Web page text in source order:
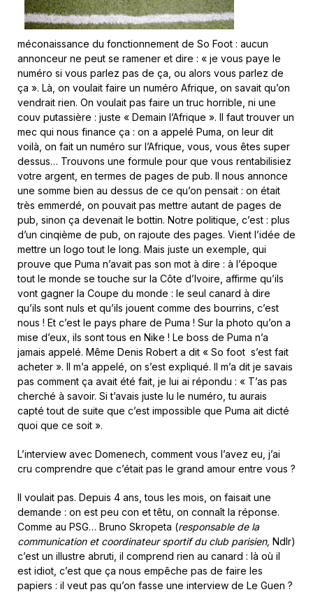
méconaissance du fonctionnement de So Foot : aucun
annonceur ne peut se ramener et dire : « je vous paye le
numéro si vous parlez pas de ça, ou alors vous parlez de
ça ». Là, on voulait faire un numéro Afrique, on savait qu’on
vendrait rien. On voulait pas faire un truc horrible, ni une
couv putassière : juste « Demain l’Afrique ». Il faut trouver un
mec qui nous finance ça : on a appelé Puma, on leur dit
voilà, on fait un numéro sur l’Afrique, vous, vous êtes super
dessus… Trouvons une formule pour que vous rentabilisiez
votre argent, en termes de pages de pub. Il nous annonce
une somme bien au dessus de ce qu’on pensait : on était
très emmerdé, on pouvait pas mettre autant de pages de
pub, sinon ça devenait le bottin. Notre politique, c’est : plus
d’un cinqième de pub, on rajoute des pages. Vient l’idée de
mettre un logo tout le long. Mais juste un exemple, qui
prouve que Puma n’avait pas son mot à dire : à l’époque
tout le monde se touche sur la Côte d’Ivoire, affirme qu’ils
vont gagner la Coupe du monde : le seul canard à dire
qu’ils sont nuls et qu’ils jouent comme des bourrins, c’est
nous ! Et c’est le pays phare de Puma ! Sur la photo qu’on a
mise d’eux, ils sont tous en Nike ! Le boss de Puma n’a
jamais appelé. Même Denis Robert a dit « So foot s’est fait
acheter ». Il m’a appelé, on s’est expliqué. Il m’a dit je savais
pas comment ça avait été fait, je lui ai répondu : « T’as pas
cherché à savoir. Si t’avais juste lu le numéro, tu aurais
capté tout de suite que c’est impossible que Puma ait dicté
quoi que ce soit ».
L’interview avec Domenech, comment vous l’avez eu, j’ai
cru comprendre que c’était pas le grand amour entre vous ?
Il voulait pas. Depuis 4 ans, tous les mois, on faisait une
demande : on est peu con et têtu, on connaît la réponse.
Comme au PSG… Bruno Skropeta (responsable de la
communication et coordinateur sportif du club parisien, Ndlr)
c’est un illustre abruti, il comprend rien au canard : là où il
est idiot, c’est que ça nous empêche pas de faire les
papiers : il veut pas qu’on fasse une interview de Le Guen ?